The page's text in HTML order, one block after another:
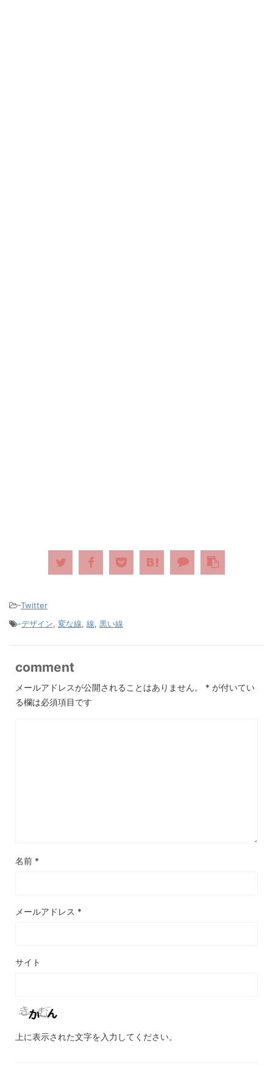
-Twitter
-デザイン, 変な線, 線, 黒い線
comment
メールアドレスが公開されることはありません。 * が付いてい
る欄は必須項目です
名前 *
メールアドレス *
サイト
上に表示された文字を入力してください。